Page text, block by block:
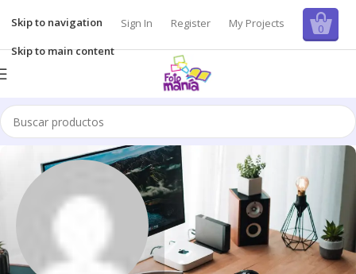
Sign In Register My Projects 0
Skip to navigation
Skip to main content